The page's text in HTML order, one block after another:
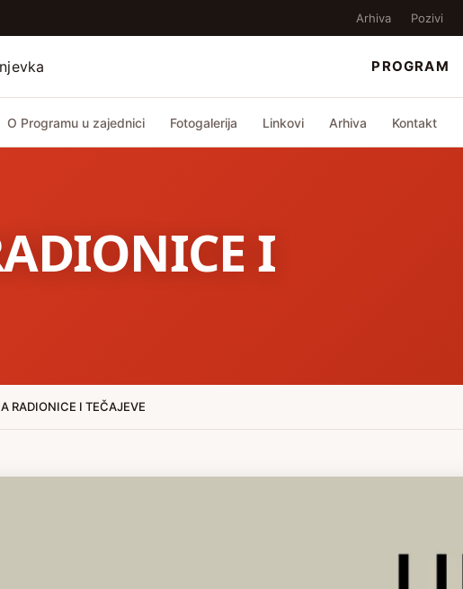
Arhiva Pozivi
PROGRAM
O Programu u zajednici Fotogalerija Linkovi Arhiva Kontakt
I
RADIONICE I TEČAJEVE